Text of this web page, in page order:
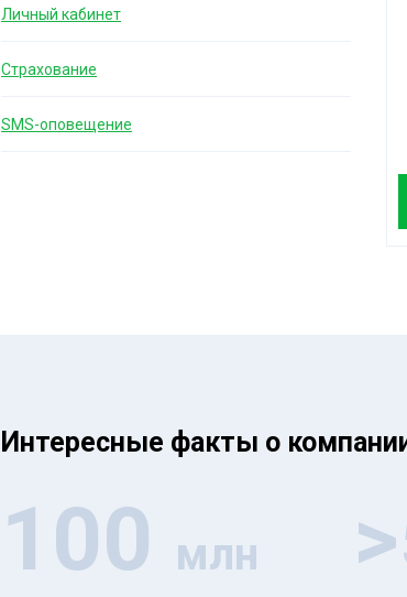
Личный кабинет
Страхование
SMS-оповещение
Интересные факты о
100 млн